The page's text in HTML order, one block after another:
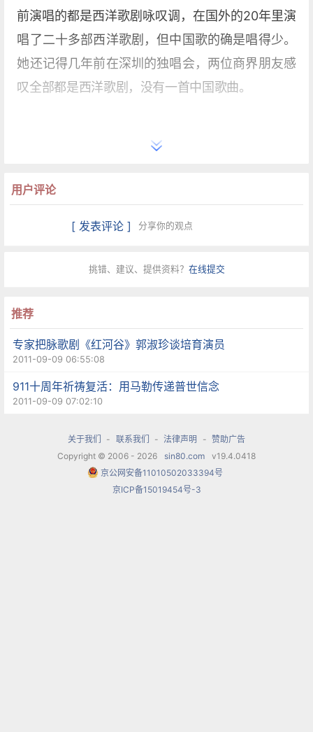
前演唱的都是西洋歌剧咏叹调，在国外的20年里演
唱了二十多部西洋歌剧，但中国歌的确是唱得少。
她还记得几年前在深圳的独唱会，两位商界朋友感
叹全部都是西洋歌剧，没有一首中国歌曲。
用户评论
[ 发表评论 ] 分享你的观点
挑错、建议、提供资料？ 在线提交
推荐
专家把脉歌剧《红河谷》郭淑珍谈培育演员
2011-09-09 06:55:08
911十周年祈祷复活：用马勒传递普世信念
2011-09-09 07:02:10
关于我们 - 联系我们 - 法律声明 - 赞助广告
Copyright © 2006 - 2026
sin80.com
v19.4.0418
京公网安备11010502033394号
京ICP备15019454号-3